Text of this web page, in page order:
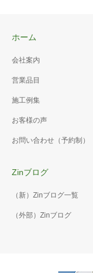
ホーム
会社案内
営業品目
施工例集
お客様の声
お問い合わせ（予約制）
Zinブログ
（新）Zinブログ一覧
（外部）Zinブログ